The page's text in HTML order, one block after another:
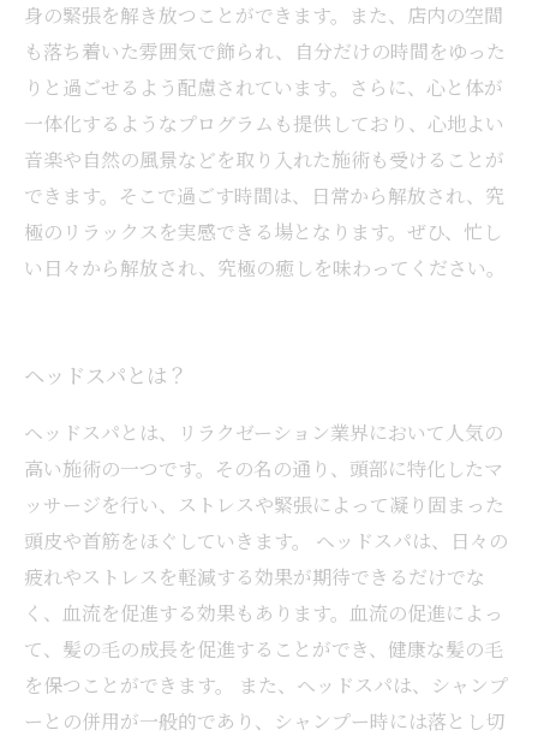
身の緊張を解き放つことができます。また、店内の空間
も落ち着いた雰囲気で飾られ、自分だけの時間をゆった
りと過ごせるよう配慮されています。さらに、心と体が
一体化するようなプログラムも提供しており、心地よい
音楽や自然の風景などを取り入れた施術も受けることが
できます。そこで過ごす時間は、日常から解放され、究
極のリラックスを実感できる場となります。ぜひ、忙し
い日々から解放され、究極の癒しを味わってください。
ヘッドスパとは？
ヘッドスパとは、リラクゼーション業界において人気の
高い施術の一つです。その名の通り、頭部に特化したマ
ッサージを行い、ストレスや緊張によって凝り固まった
頭皮や首筋をほぐしていきます。 ヘッドスパは、日々の
疲れやストレスを軽減する効果が期待できるだけでな
く、血流を促進する効果もあります。血流の促進によっ
て、髪の毛の成長を促進することができ、健康な髪の毛
を保つことができます。 また、ヘッドスパは、シャンプ
ーとの併用が一般的であり、シャンプー時には落とし切